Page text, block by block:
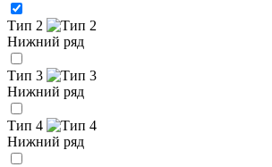
Тип 2
Нижний ряд
Тип 3
Нижний ряд
Тип 4
Нижний ряд